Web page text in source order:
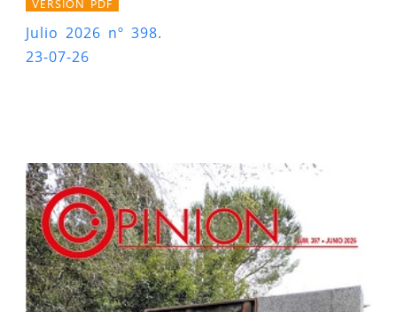
VERSIÓN PDF
Julio 2026 nº 398.
23-07-26